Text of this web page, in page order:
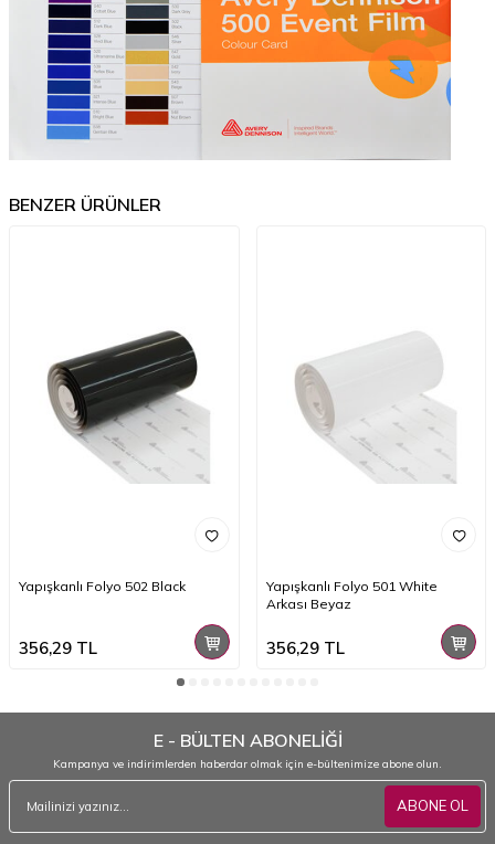
BENZER ÜRÜNLER
Yapışkanlı Folyo 502 Black
356,29 TL
Yapışkanlı Folyo 501 White
Arkası Beyaz
356,29TL
E - BÜLTEN ABONELİĞİ
Kampanya ve indirimlerden haberdar olmak için e-bültenimize abone olun.
ABONE OL